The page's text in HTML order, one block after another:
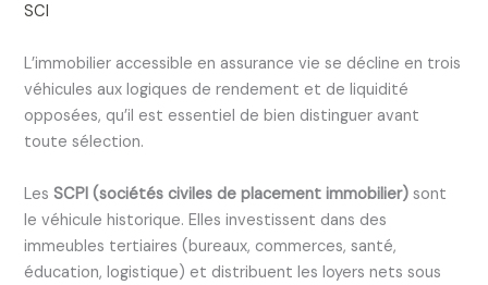
SCI
L’immobilier accessible en assurance vie se décline en trois
véhicules aux logiques de rendement et de liquidité
opposées, qu’il est essentiel de bien distinguer avant
toute sélection.
Les SCPI (sociétés civiles de placement immobilier) sont
le véhicule historique. Elles investissent dans des
immeubles tertiaires (bureaux, commerces, santé,
éducation, logistique) et distribuent les loyers nets sous